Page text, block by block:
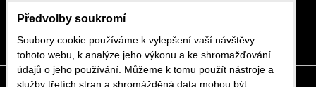
Předvolby soukromí
Soubory cookie používáme k vylepšení vaší návštěvy
tohoto webu, k analýze jeho výkonu a ke shromažďování
údajů o jeho používání. Můžeme k tomu použít nástroje a
služby třetích stran a shromážděná data mohou být